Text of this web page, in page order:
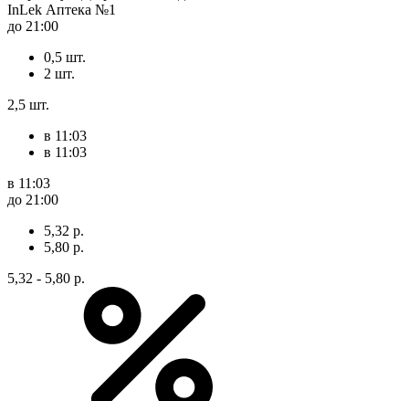
InLek Аптека №1
до 21:00
0,5 шт.
2 шт.
2,5 шт.
в 11:03
в 11:03
в 11:03
до 21:00
5,32 р.
5,80 р.
5,32 - 5,80 р.